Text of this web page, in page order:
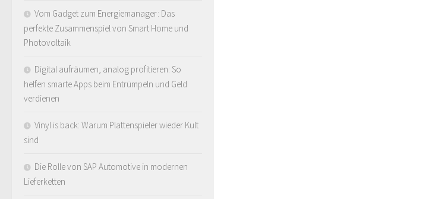
Vom Gadget zum Energiemanager: Das
perfekte Zusammenspiel von Smart Home und
Photovoltaik
Digital aufräumen, analog profitieren: So
helfen smarte Apps beim Entrümpeln und Geld
verdienen
Vinyl is back: Warum Plattenspieler wieder Kult
sind
Die Rolle von SAP Automotive in modernen
Lieferketten